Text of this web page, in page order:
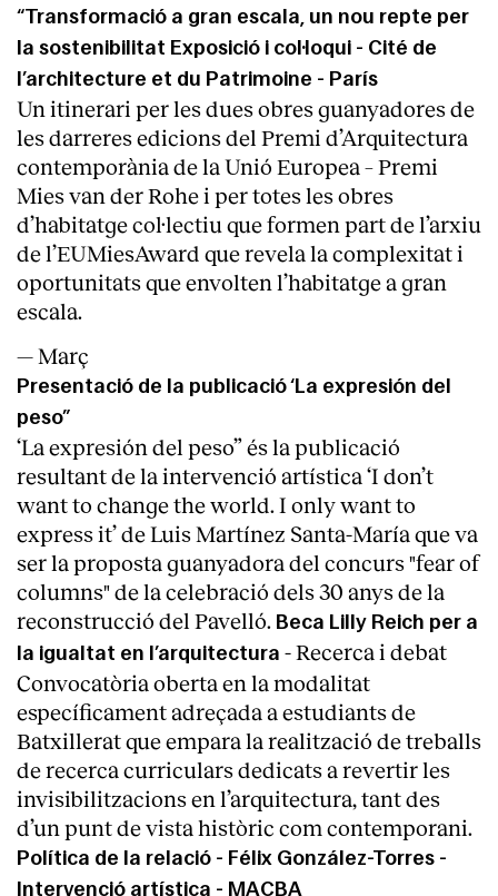
“Transformació a gran escala, un nou repte per
la sostenibilitat Exposició i col·loqui - Cité de
l’architecture et du Patrimoine - París
Un itinerari per les dues obres guanyadores de
les darreres edicions del Premi d’Arquitectura
contemporània de la Unió Europea – Premi
Mies van der Rohe i per totes les obres
d’habitatge col·lectiu que formen part de l’arxiu
de l’EUMiesAward que revela la complexitat i
oportunitats que envolten l’habitatge a gran
escala.
— Març
Presentació de la publicació ‘La expresión del
peso”
‘La expresión del peso” és la publicació
resultant de la intervenció artística ‘I don’t
want to change the world. I only want to
express it’ de Luis Martínez Santa-María que va
ser la proposta guanyadora del concurs "fear of
columns" de la celebració dels 30 anys de la
reconstrucció del Pavelló. Beca Lilly Reich per a
la igualtat en l’arquitectura - Recerca i debat
Convocatòria oberta en la modalitat
específicament adreçada a estudiants de
Batxillerat que empara la realització de treballs
de recerca curriculars dedicats a revertir les
invisibilitzacions en l’arquitectura, tant des
d’un punt de vista històric com contemporani.
Política de la relació - Félix González-Torres -
Intervenció artística - MACBA